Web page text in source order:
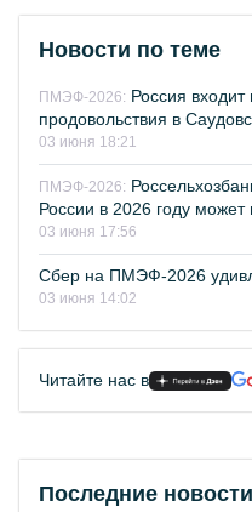
Новости по теме
ПМЭФ-2026: Россия входит
продовольствия в
03 июня 18:21
ПМЭФ-2026:
России в 2026 году
03 июня 17:56
Сбер на ПМЭФ-2026
03 июня 14:02
Читайте нас в
Последние новости